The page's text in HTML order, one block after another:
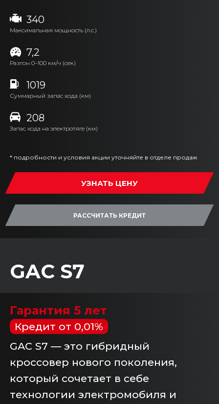
340
Максимальная мощность (л.с.)
7,2
Разгон 0–100 км/ч (сек)
1019
Суммарный запас хода (км)
208
Запас хода на электротяге (км)
* подробности и условия акции уточняйте в отделе продаж
УЗНАТЬ ЦЕНУ
РАССЧИТАТЬ КРЕДИТ
GAC S7
Гарантия 5 лет
Кредит от 0,01%
GAC S7 — это гибридный
кроссовер нового поколения,
который сочетает в себе
технологии электромобиля и